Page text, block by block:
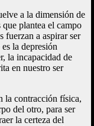
a la dimensión de
plantea el campo
fuerzan a aspirar ser
la depresión
la incapacidad de
en nuestro ser
la contracción física,
del otro, para ser
la certeza del